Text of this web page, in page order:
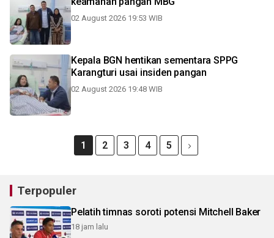
02 August 2026 19:53 WIB
Kepala BGN hentikan sementara SPPG
Karangturi usai insiden pangan
02 August 2026 19:48 WIB
1 2 3 4 5
Terpopuler
Pelatih timnas soroti potensi Mitchell Baker
18 jam lalu